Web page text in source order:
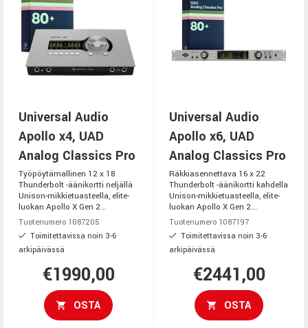
Universal Audio
Apollo x4, UAD
Analog Classics Pro
Työpöytämallinen 12 x 18
Thunderbolt -äänikortti neljällä
Unison-mikkietuasteella, elite-
luokan Apollo X Gen 2...
Tuotenumero 1087205
Toimitettavissa noin 3-6
arkipäivässä
€1990,00
OSTA
Universal Audio
Apollo x6, UAD
Analog Classics Pro
Räkkiasennettava 16 x 22
Thunderbolt -äänikortti kahdella
Unison-mikkietuasteella, elite-
luokan Apollo X Gen 2...
Tuotenumero 1087197
Toimitettavissa noin 3-6
arkipäivässä
€2441,00
OSTA